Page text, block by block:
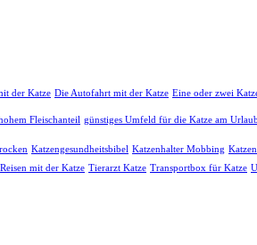
der Katze Die Autofahrt mit der Katze Eine oder zwei
Fleischanteil günstiges Umfeld für die Katze am
Katzengesundheitsbibel Katzenhalter Mobbing
Reisen mit der Katze Tierarzt Katze Transportbox für Katze